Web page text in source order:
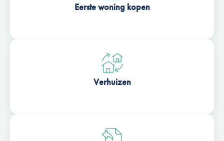
Eerste woning kopen
Verhuizen